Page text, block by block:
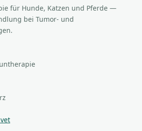
für Hunde, Katzen und Pferde —
bei Tumor- und